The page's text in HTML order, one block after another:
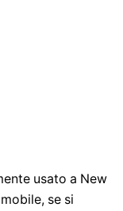
usato a New
se si